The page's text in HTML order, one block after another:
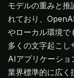
モデルの重みと推
れており、
やローカル環境で
多くの文字起こし
AIアプリケーショ
業界標準的に広く